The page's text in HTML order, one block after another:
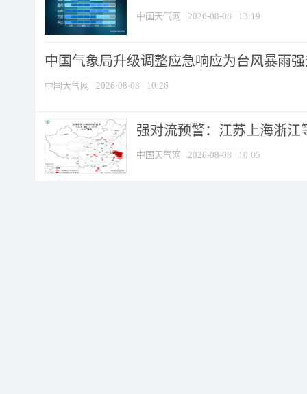
中国天气网 2026-08-08 13:19
中国气象局升级调整应急响应为台风暴雨
中国天气网 2026-08-08 10:26
强对流预警：江苏上海浙江
中国天气网 2026-08-08 10:05